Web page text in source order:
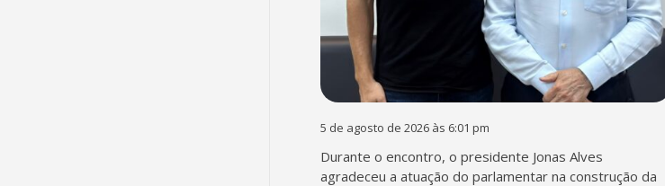
5 de agosto de 2026 às 6:01 pm
Durante o encontro, o presidente Jonas Alves
agradeceu a atuação do parlamentar na construção da